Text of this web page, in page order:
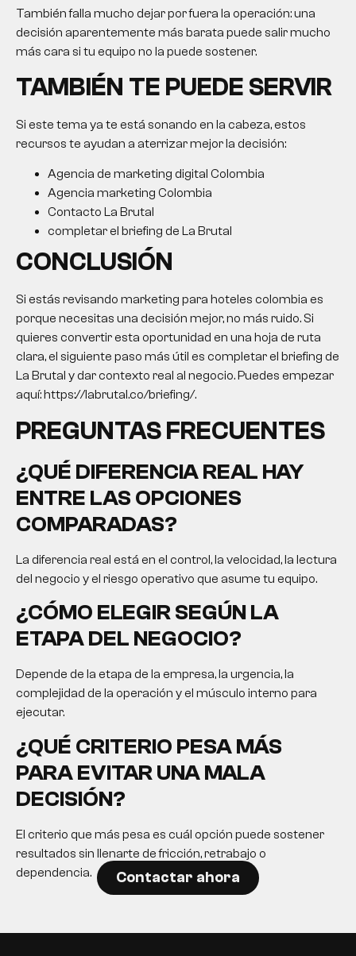
También falla mucho dejar por fuera la operación: una
decisión aparentemente más barata puede salir mucho
más cara si tu equipo no la puede sostener.
TAMBIÉN TE PUEDE SERVIR
Si este tema ya te está sonando en la cabeza, estos
recursos te ayudan a aterrizar mejor la decisión:
Agencia de marketing digital Colombia
Agencia marketing Colombia
Contacto La Brutal
completar el briefing de La Brutal
CONCLUSIÓN
Si estás revisando marketing para hoteles colombia es
porque necesitas una decisión mejor, no más ruido. Si
quieres convertir esta oportunidad en una hoja de ruta
clara, el siguiente paso más útil es completar el briefing de
La Brutal y dar contexto real al negocio. Puedes empezar
aquí: https://labrutal.co/briefing/.
PREGUNTAS FRECUENTES
¿QUÉ DIFERENCIA REAL HAY
ENTRE LAS OPCIONES
COMPARADAS?
La diferencia real está en el control, la velocidad, la lectura
del negocio y el riesgo operativo que asume tu equipo.
¿CÓMO ELEGIR SEGÚN LA
ETAPA DEL NEGOCIO?
Depende de la etapa de la empresa, la urgencia, la
complejidad de la operación y el músculo interno para
ejecutar.
¿QUÉ CRITERIO PESA MÁS
PARA EVITAR UNA MALA
DECISIÓN?
El criterio que más pesa es cuál opción puede sostener
resultados sin llenarte de fricción, retrabajo o
dependencia.
Contactar ahora